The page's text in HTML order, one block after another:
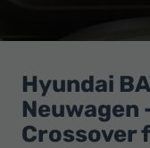
Ihr
Innovatives
Autohaus
Hyundai
Neuwagen
Crossover